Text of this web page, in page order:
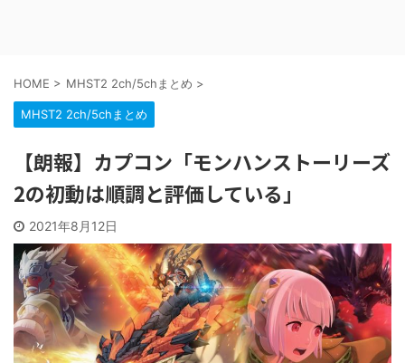
HOME > MHST2 2ch/5chまとめ >
MHST2 2ch/5chまとめ
【朗報】カプコン「モンハンストーリーズ
2の初動は順調と評価している」
2021年8月12日